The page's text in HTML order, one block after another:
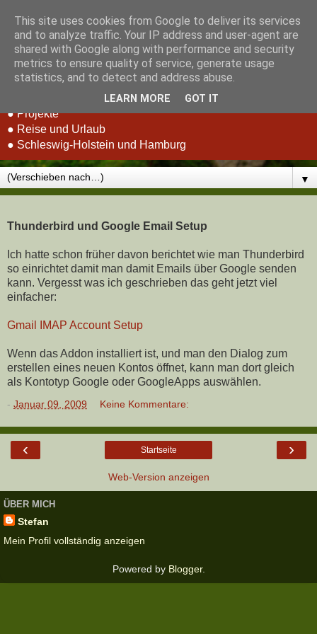
Stefan Schluppeck -
Erfahrungen und Berichte
● Projekte
● Reise und Urlaub
● Schleswig-Holstein und Hamburg
▼
Thunderbird und Google Email Setup
Ich hatte schon früher davon berichtet wie man Thunderbird
so einrichtet damit man damit Emails über Google senden
kann. Vergesst was ich geschrieben das geht jetzt viel
einfacher:
Gmail IMAP Account Setup
Wenn das Addon installiert ist, und man den Dialog zum
erstellen eines neuen Kontos öffnet, kann man dort gleich
als Kontotyp Google oder GoogleApps auswählen.
- Januar 09, 2009 Keine Kommentare:
‹ ›
Startseite
Web-Version anzeigen
ÜBER MICH
Stefan
Mein Profil vollständig anzeigen
Powered by Blogger.
This site uses cookies from Google to deliver its services
and to analyze traffic. Your IP address and user-agent are
shared with Google along with performance and security
metrics to ensure quality of service, generate usage
statistics, and to detect and address abuse.
LEARN MORE GOT IT